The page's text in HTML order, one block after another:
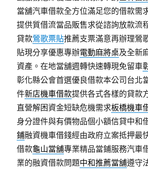
當舖汽車借款全方位滿足您的借款需
提供質借流當品販售求從諮詢放款流
貸款鶯歌票貼推薦支票滿意再辦理鶯
貼現分享優惠專辦電動麻將桌及全新
資產。在地當舖週轉快速轉現免留車
彰化縣公會首選優良借款本公司台北
件新店機車借款提供各式各樣的貸款
直營解困資金短缺危機需求板橋機車
身分證件與有價物品個小額信貸中和
鋪融資機車借錢經由政府立案抵押最
借款龜山當舖專業精品當鋪服務汽車
業的融資借款問題中和推薦當舖遵守